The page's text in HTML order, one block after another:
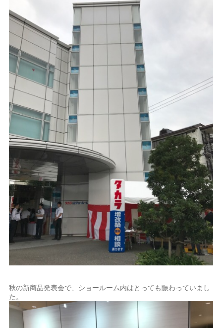
秋の新商品発表会で、ショールーム内はとっても賑わっていまし
た。